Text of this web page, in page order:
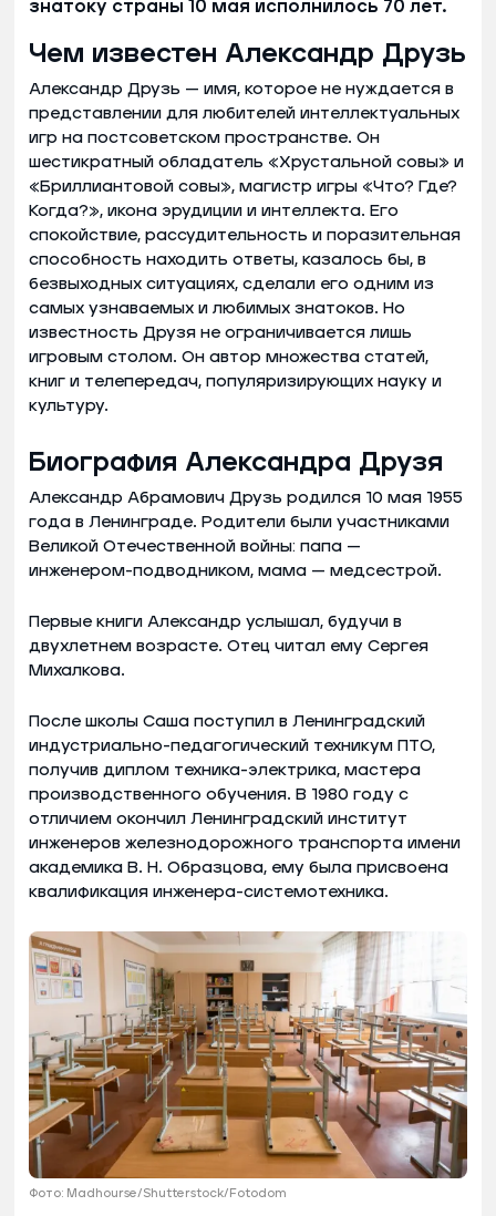
знатоку страны 10 мая исполнилось 70 лет.
Чем известен Александр Друзь
Александр Друзь — имя, которое не нуждается в
представлении для любителей интеллектуальных
игр на постсоветском пространстве. Он
шестикратный обладатель «Хрустальной совы» и
«Бриллиантовой совы», магистр игры «Что? Где?
Когда?», икона эрудиции и интеллекта. Его
спокойствие, рассудительность и поразительная
способность находить ответы, казалось бы, в
безвыходных ситуациях, сделали его одним из
самых узнаваемых и любимых знатоков. Но
известность Друзя не ограничивается лишь
игровым столом. Он автор множества статей,
книг и телепередач, популяризирующих науку и
культуру.
Биография Александра Друзя
Александр Абрамович Друзь родился 10 мая 1955
года в Ленинграде. Родители были участниками
Великой Отечественной войны: папа —
инженером-подводником, мама — медсестрой.
Первые книги Александр услышал, будучи в
двухлетнем возрасте. Отец читал ему Сергея
Михалкова.
После школы Саша поступил в Ленинградский
индустриально-педагогический техникум ПТО,
получив диплом техника-электрика, мастера
производственного обучения. В 1980 году с
отличием окончил Ленинградский институт
инженеров железнодорожного транспорта имени
академика В. Н. Образцова, ему была присвоена
квалификация инженера-системотехника.
Фото: Madhourse/Shutterstock/Fotodom